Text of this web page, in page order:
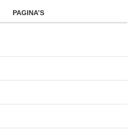
PAGINA’S